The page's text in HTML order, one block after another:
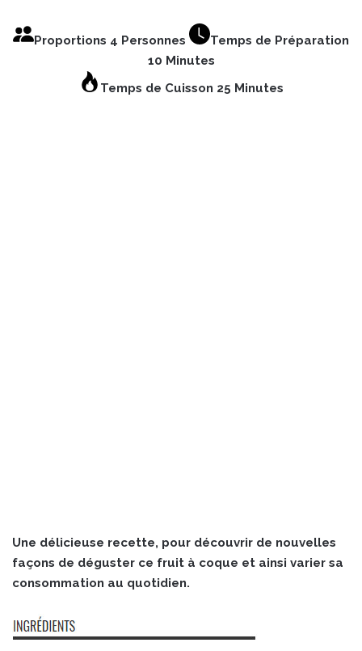
Proportions 4 Personnes
Temps de Préparation
10 Minutes
Temps de Cuisson 25 Minutes
Une délicieuse recette, pour découvrir de nouvelles
façons de déguster ce fruit à coque et ainsi varier sa
consommation au quotidien.